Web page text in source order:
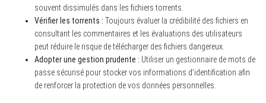
souvent dissimulés dans les fichiers torrents.
Vérifier les torrents : Toujours évaluer la crédibilité des fichiers en
consultant les commentaires et les évaluations des utilisateurs
peut réduire le risque de télécharger des fichiers dangereux.
Adopter une gestion prudente : Utiliser un gestionnaire de mots de
passe sécurisé pour stocker vos informations d’identification afin
de renforcer la protection de vos données personnelles.